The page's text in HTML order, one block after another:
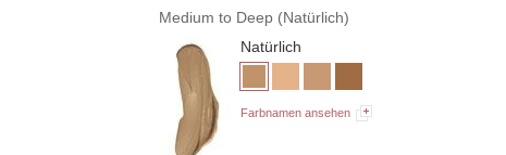
Medium to Deep (Natürlich)
Natürlich
Farbnamen ansehen